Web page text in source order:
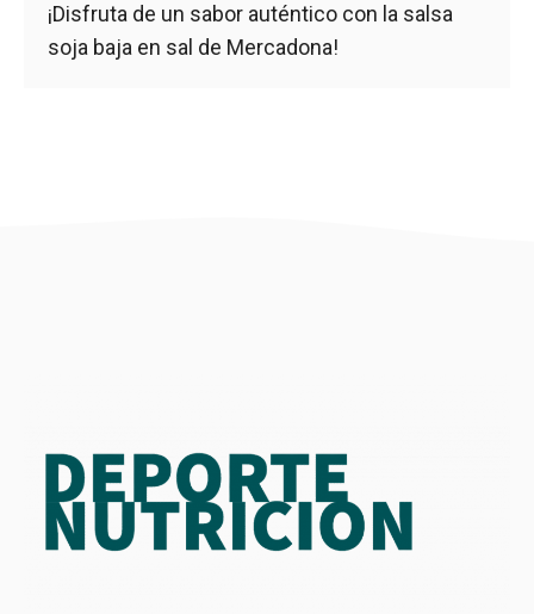
¡Disfruta de un sabor auténtico con la salsa
soja baja en sal de Mercadona!